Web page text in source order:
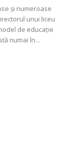
şi numeroase
unui liceu
de educaţie
numai în...